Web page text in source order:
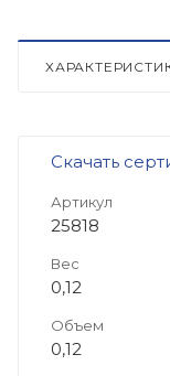
Скачать
Артикул
25818
Вес
0,12
Объем
0,12